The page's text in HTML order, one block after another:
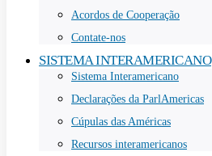
Acordos de Cooperação
Contate-nos
SISTEMA INTERAMERICANO
Sistema Interamericano
Declarações da ParlAmericas
Cúpulas das Américas
Recursos interamericanos